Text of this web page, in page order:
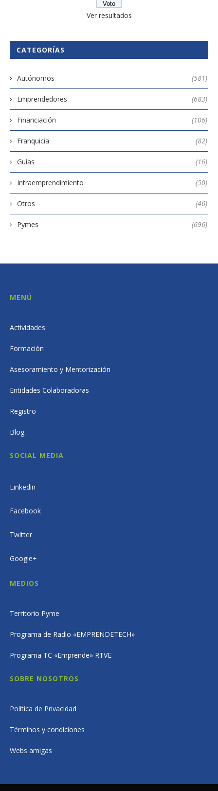
Ver resultados
CATEGORÍAS
Autónomos (581)
Emprendedores (683)
Financiación (106)
Franquicia (82)
Guías (16)
Intraemprendimiento (50)
Otros (46)
Pymes (696)
MENÚ
Actividades
Formación
Asesoramiento y Mentorización
Entidades Colaboradoras
Registro
Blog
SOCIAL MEDIA
Linkedin
Facebook
Twitter
Google+
MEDIOS
Territorio Pyme
Programa de Radio «EMPRENDETECH»
Programa TC «Emprende» RTVE
SOBRE NOSOTROS
Política de Privacidad
Términos y condiciones
Webs amigas